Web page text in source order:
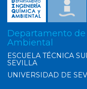
Departamento
Ambiental
ESCUELA TÉCNICA
SEVILLA
UNIVERSIDAD DE